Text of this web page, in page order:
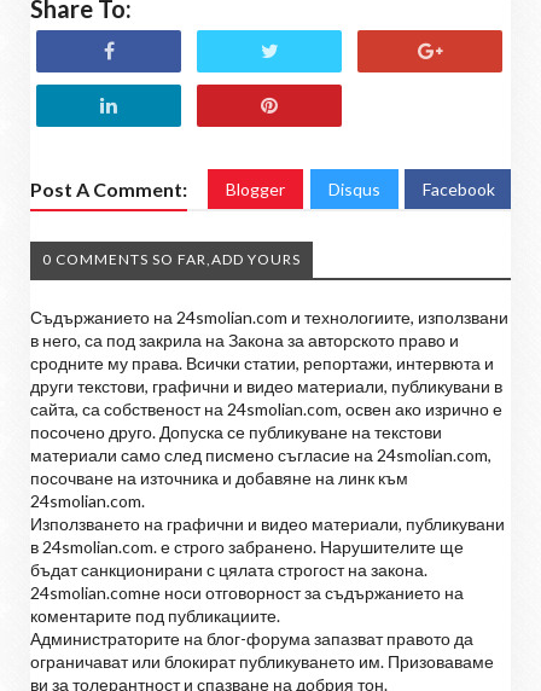
Share To:
Post A Comment: Blogger Disqus Facebook
0 COMMENTS SO FAR,ADD YOURS
Съдържанието на 24smolian.com и технологиите, използвани
в него, са под закрила на Закона за авторското право и
сродните му права. Всички статии, репортажи, интервюта и
други текстови, графични и видео материали, публикувани в
сайта, са собственост на 24smolian.com, освен ако изрично е
посочено друго. Допуска се публикуване на текстови
материали само след писмено съгласие на 24smolian.com,
посочване на източника и добавяне на линк към
24smolian.com.
Използването на графични и видео материали, публикувани
в 24smolian.com. е строго забранено. Нарушителите ще
бъдат санкционирани с цялата строгост на закона.
24smolian.comне носи отговорност за съдържанието на
коментарите под публикациите.
Администраторите на блог-форума запазват правото да
ограничават или блокират публикуването им. Призоваваме
ви за толерантност и спазване на добрия тон.